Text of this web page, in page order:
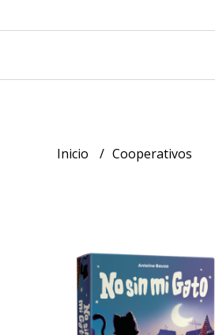
Inicio Cooperativos